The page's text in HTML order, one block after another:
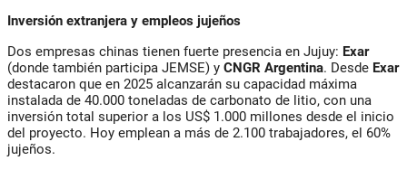
Inversión extranjera y empleos jujeños
Dos empresas chinas tienen fuerte presencia en Jujuy: Exar
(donde también participa JEMSE) y CNGR Argentina. Desde Exar
destacaron que en 2025 alcanzarán su capacidad máxima
instalada de 40.000 toneladas de carbonato de litio, con una
inversión total superior a los US$ 1.000 millones desde el inicio
del proyecto. Hoy emplean a más de 2.100 trabajadores, el 60%
jujeños.